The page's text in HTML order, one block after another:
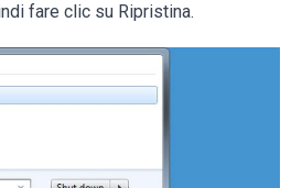
fare clic su Ripristina.